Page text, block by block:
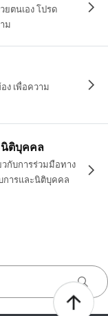
ตนเอง โปรด
ม
ง เพื่อความ
ติบุคคล
กับการร่วมมือทาง
การและนิติบุคคล